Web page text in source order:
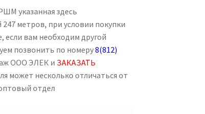
указанная здесь
метров, при условии покупки
если вам необходим другой
позвонить по номеру8(812)
ООО ЭЛЕК и ЗАКАЗАТЬ
может несколько отличаться от
отдел